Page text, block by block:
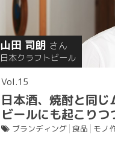
山田 司朗 さん
日本クラフトビール
15
日本酒、焼酎と同じ
ビールにも起こりつ
ブランディング 食品 モノ